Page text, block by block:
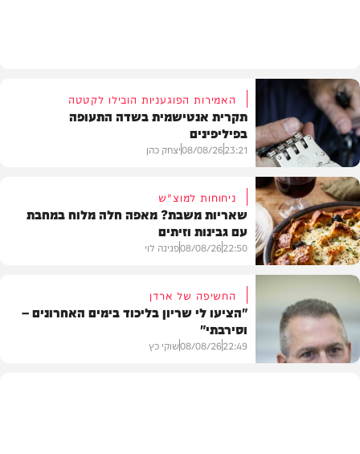
חדשות
האמירות הפוגעניות הובילו לקטטה
תקרית אנטישמית בשדה התעופה
בפיליפינים
23:21
08/08/26יצחק כהן
מתכונים
ניחוחות למוצ"ש
שאריות משבת? מאפה חלה מלוח במחבת
עם גבינות וזיתים
22:50
08/08/26פנינה לוי
החשיפה של ארדן
"הציעו לי שריון בליכוד בימים האחרונים –
וסירבתי"
22:49
08/08/26שוקי כץ